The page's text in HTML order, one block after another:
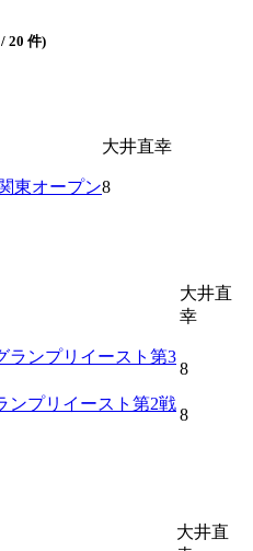
20 件)
大井直幸
東オープン8
大井直
幸
ランプリイースト第3
8
ンプリイースト第2戦
8
大井直